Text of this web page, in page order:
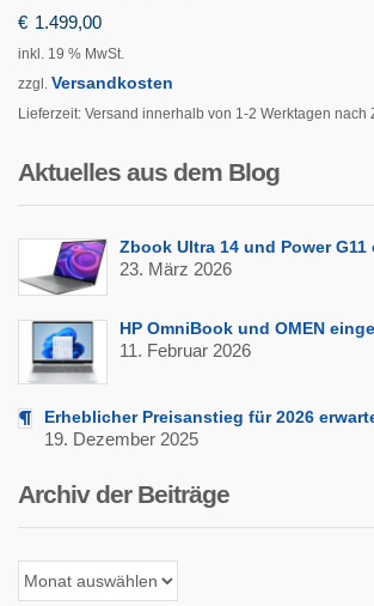
€ 1.499,00
inkl. 19 % MwSt.
zzgl. Versandkosten
Lieferzeit: Versand innerhalb von 1-2 Werktagen nach
Aktuelles aus dem Blog
Zbook Ultra 14 und Power
23. März 2026
HP OmniBook und OMEN
11. Februar 2026
Erheblicher Preisanstieg für 2026
19. Dezember 2025
Archiv der Beiträge
Archiv
der